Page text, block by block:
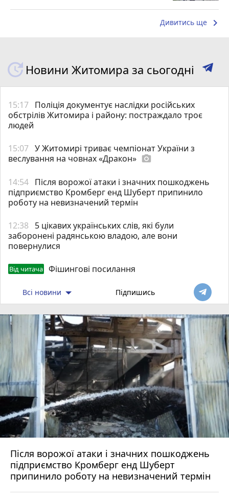
Дивитись ще keyboard_arrow_right
Новини Житомира за сьогодні
15:17 Поліція документує наслідки російських
обстрілів Житомира і району: постраждало троє
людей
15:07 У Житомирі триває чемпіонат України з
веслування на човнах «Дракон» photo_camera
14:54 Після ворожої атаки і значних пошкоджень
підприємство Кромберг енд Шуберт припинило
роботу на невизначений термін
12:38
5 цікавих українських слів, які були
заборонені радянською владою, але вони
повернулися
Від читача Фішингові посилання
Всі новини Підпишись
Після ворожої атаки і значних пошкоджень
підприємство Кромберг енд Шуберт
припинило роботу на невизначений термін